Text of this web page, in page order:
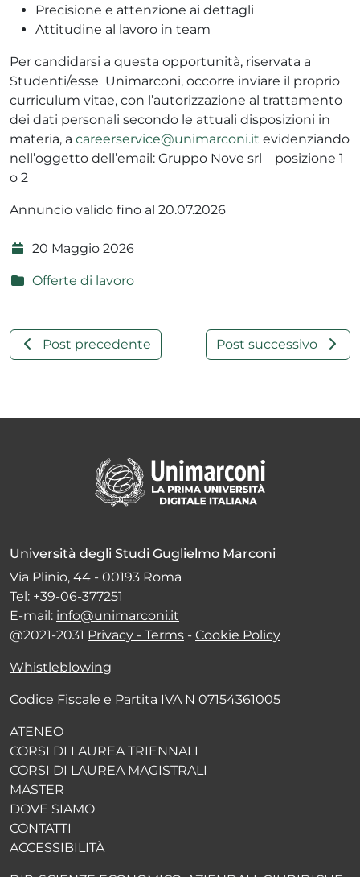
Precisione e attenzione ai dettagli
Attitudine al lavoro in team
Per candidarsi a questa opportunità, riservata a
Studenti/esse Unimarconi, occorre inviare il proprio
curriculum vitae, con l’autorizzazione al trattamento
dei dati personali secondo le attuali disposizioni in
materia, a careerservice@unimarconi.it evidenziando
nell’oggetto dell’email: Gruppo Nove srl _ posizione 1
o 2
Annuncio valido fino al 20.07.2026
20 Maggio 2026
Offerte di lavoro
Post precedente Post successivo
Università degli Studi Guglielmo Marconi
Via Plinio, 44 - 00193 Roma
Tel: +39-06-377251
E-mail: info@unimarconi.it
@2021-2031 Privacy - Terms - Cookie Policy
Whistleblowing
Codice Fiscale e Partita IVA N 07154361005
ATENEO
CORSI DI LAUREA TRIENNALI
CORSI DI LAUREA MAGISTRALI
MASTER
DOVE SIAMO
CONTATTI
ACCESSIBILITÀ